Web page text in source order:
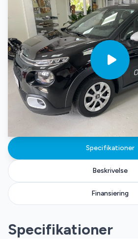
Specifikationer
Beskrivelse
Finansiering
Specifikationer